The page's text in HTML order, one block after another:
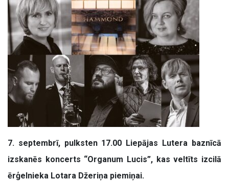
7. septembrī, pulksten 17.00 Liepājas Lutera baznīcā
izskanēs koncerts “Organum Lucis”, kas veltīts izcilā
ērģelnieka Lotara Džeriņa piemiņai.